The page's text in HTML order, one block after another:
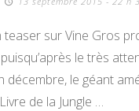
teaser sur Vine Gros
le très
décembre, le géant
de la Jungle …